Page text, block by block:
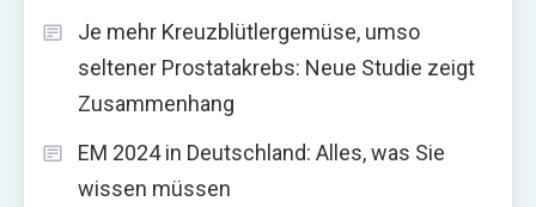
Je mehr Kreuzblütlergemüse, umso
seltener Prostatakrebs: Neue Studie zeigt
Zusammenhang
EM 2024 in Deutschland: Alles, was Sie
wissen müssen